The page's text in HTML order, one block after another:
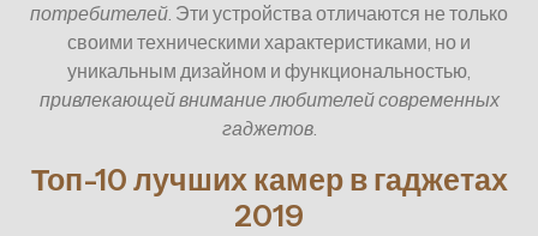
потребителей. Эти устройства отличаются не только
своими техническими характеристиками, но и
уникальным дизайном и функциональностью,
привлекающей внимание любителей современных
гаджетов.
Топ-10 лучших камер в гаджетах
2019